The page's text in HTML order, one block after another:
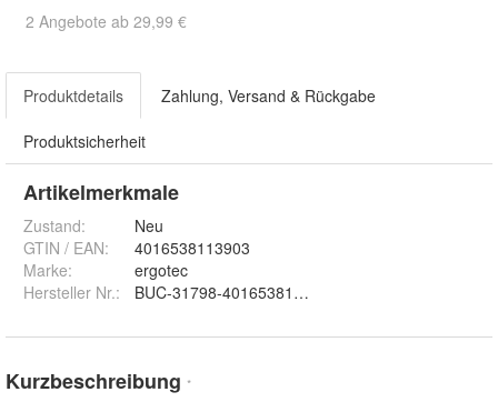
2 Angebote ab 29,99 €
Produktdetails Zahlung, Versand & Rückgabe
Produktsicherheit
Artikelmerkmale
Zustand:
Neu
GTIN / EAN:
4016538113903
Marke:
ergotec
Hersteller Nr.:
BUC-31798-4016538113903
Kurzbeschreibung *